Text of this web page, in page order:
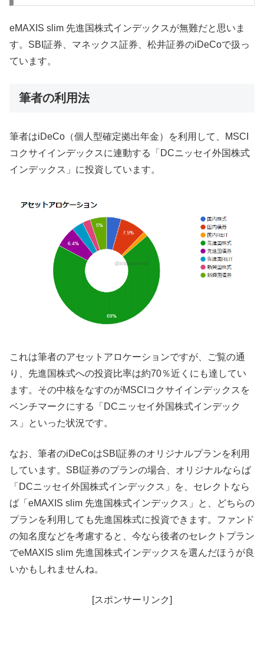
eMAXIS slim 先進国株式インデックスが無難だと思いま
す。SBI証券、マネックス証券、松井証券のiDeCoで扱っ
ています。
筆者の利用法
筆者はiDeCo（個人型確定拠出年金）を利用して、MSCI
コクサイインデックスに連動する「DCニッセイ外国株式
インデックス」に投資しています。
これは筆者のアセットアロケーションですが、ご覧の通
り、先進国株式への投資比率は約70％近くにも達してい
ます。その中核をなすのがMSCIコクサイインデックスを
ベンチマークにする「DCニッセイ外国株式インデック
ス」といった状況です。
なお、筆者のiDeCoはSBI証券のオリジナルプランを利用
しています。SBI証券のプランの場合、オリジナルならば
「DCニッセイ外国株式インデックス」を、セレクトなら
ば「eMAXIS slim 先進国株式インデックス」と、どちらの
プランを利用しても先進国株式に投資できます。ファンド
の知名度などを考慮すると、今なら後者のセレクトプラン
でeMAXIS slim 先進国株式インデックスを選んだほうが良
いかもしれませんね。
[スポンサーリンク]